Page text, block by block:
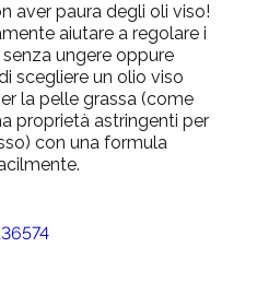
aver paura degli oli viso!
aiutare a regolare i
ungere oppure
scegliere un olio viso
la pelle grassa (come
proprietà astringenti per
con una formula